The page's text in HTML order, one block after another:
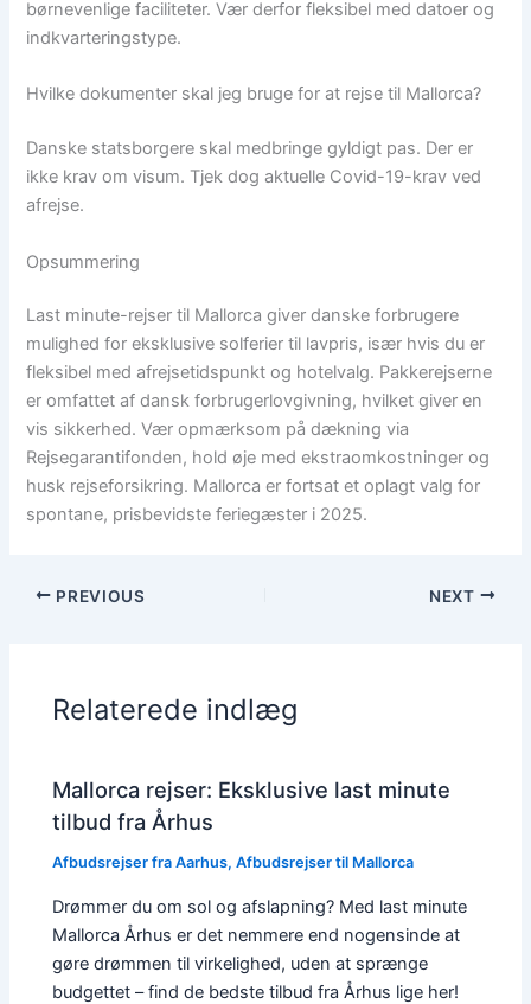
børnevenlige faciliteter. Vær derfor fleksibel med datoer og
indkvarteringstype.
Hvilke dokumenter skal jeg bruge for at rejse til Mallorca?
Danske statsborgere skal medbringe gyldigt pas. Der er
ikke krav om visum. Tjek dog aktuelle Covid-19-krav ved
afrejse.
Opsummering
Last minute-rejser til Mallorca giver danske forbrugere
mulighed for eksklusive solferier til lavpris, især hvis du er
fleksibel med afrejsetidspunkt og hotelvalg. Pakkerejserne
er omfattet af dansk forbrugerlovgivning, hvilket giver en
vis sikkerhed. Vær opmærksom på dækning via
Rejsegarantifonden, hold øje med ekstraomkostninger og
husk rejseforsikring. Mallorca er fortsat et oplagt valg for
spontane, prisbevidste feriegæster i 2025.
PREVIOUS NEXT
Relaterede indlæg
Mallorca rejser: Eksklusive last minute
tilbud fra Århus
Afbudsrejser fra Aarhus,Afbudsrejser til Mallorca
Drømmer du om sol og afslapning? Med last minute
Mallorca Århus er det nemmere end nogensinde at
gøre drømmen til virkelighed, uden at sprænge
budgettet – find de bedste tilbud fra Århus lige her!